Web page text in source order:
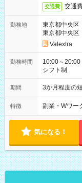
交通費 交通
勤務地
東京都中央区
東京都中央区
Valextra
勤務時間
10:00～20:00 実働7.5時間／休憩1.5時間 営業時間に合わせた
シフト制
期間 3か月程度の
特徴 副業・Wワー
気になる！